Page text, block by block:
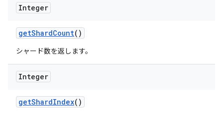
Integer
getShardCount()
シャード数を返します。
Integer
getShardIndex()